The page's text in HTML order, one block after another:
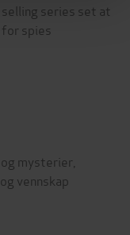
series set at
spies
mysterier
vennskap